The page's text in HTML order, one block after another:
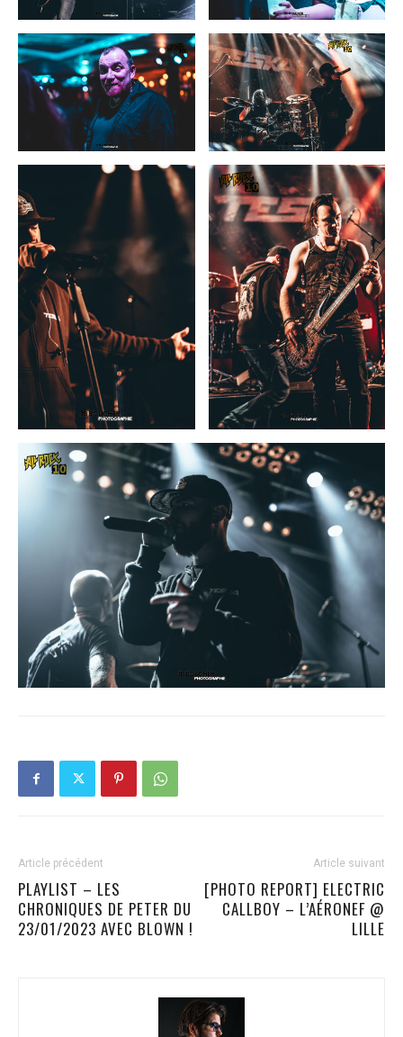
Article précédent
PLAYLIST – LES
CHRONIQUES DE PETER DU
23/01/2023 AVEC BLOWN !
Article suivant
[PHOTO REPORT] ELECTRIC
CALLBOY – L’AÉRONEF @
LILLE